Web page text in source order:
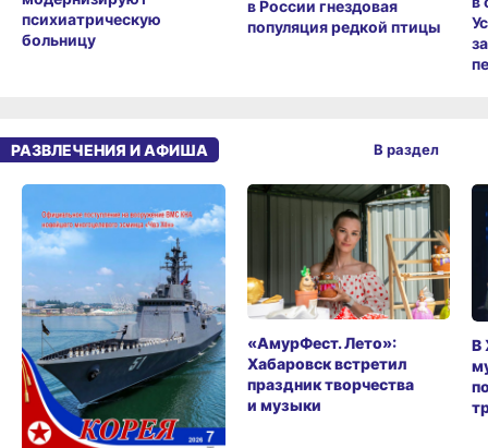
психиатрическую
больницу
в России гнездовая
популяция редкой птицы
РАЗВЛЕЧЕНИЯ И АФИША
«АмурФест. Лето»:
Хабаровск встретил
праздник творчества
и музыки
В
В раздел